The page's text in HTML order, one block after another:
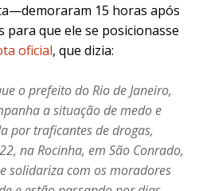
15 horas após
que ele se posicionasse
oficial, que dizia:
o prefeito do Rio de Janeiro,
a situação de medo e
por traficantes de drogas,
na Rocinha, em São Conrado,
solidariza com os moradores